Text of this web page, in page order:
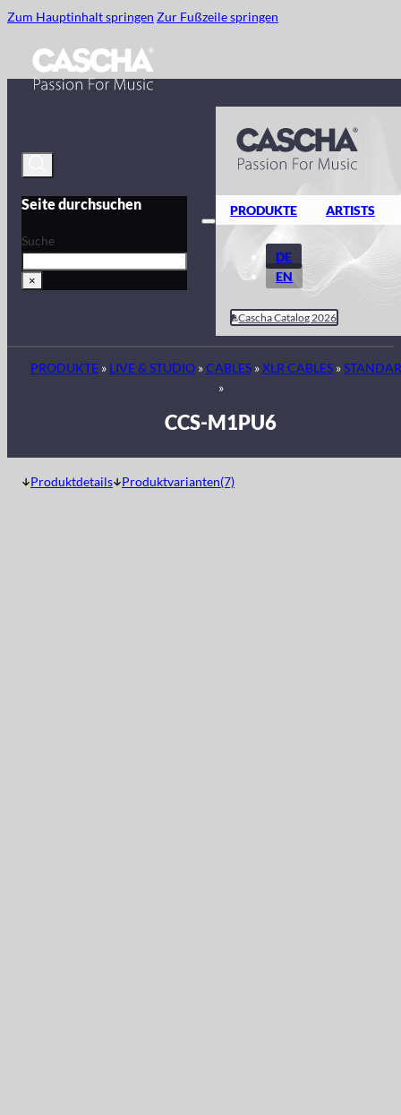
Zum Hauptinhalt springen Zur Fußzeile springen
Seite durchsuchen
Suche
×
PRODUKTE ARTISTS
DE
EN
Cascha Catalog 2026
PRODUKTE» LIVE & STUDIO»CABLES»XLR CABLES»
»
CCS-M1PU6
Produktdetails Produktvarianten(7)